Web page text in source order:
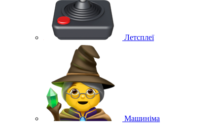
Летсплеї
Машиніма